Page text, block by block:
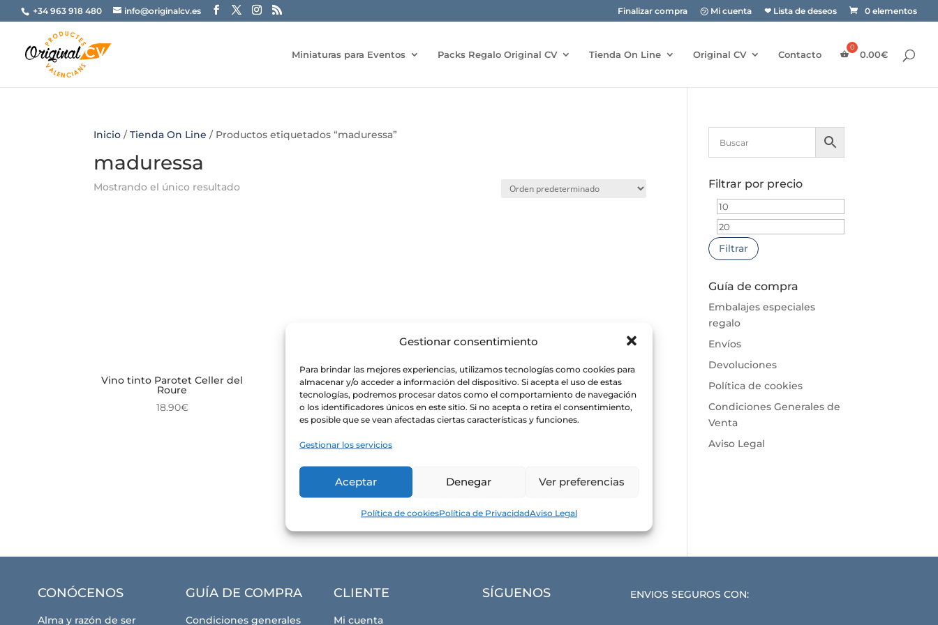
Gestionar consentimiento
Para brindar las mejores experiencias, utilizamos tecnologías como cookies para
almacenar y/o acceder a información del dispositivo. Si acepta el uso de estas
tecnologías, podremos procesar datos como el comportamiento de navegación
o los identificadores únicos en este sitio. Si no acepta o retira el consentimiento,
es posible que se vean afectadas ciertas características y funciones.
Gestionar los servicios
Aceptar Denegar Ver preferencias
Política de cookiesPolítica de PrivacidadAviso Legal
+34 963 918 480 info@originalcv.es Finalizar compra ㋡ Mi cuenta ❤ Lista de deseos 0 elementos
Miniaturas para Eventos Packs Regalo Original CV Tienda On Line Original CV Contacto 0.00€
Inicio /Tienda On Line / Productos etiquetados “maduressa”
maduressa
Mostrando el único resultado
Vino tinto Parotet Celler del
Roure
18.90€
Filtrar por precio
Precio
mínimo
Filtrar
Guía de compra
Embalajes especiales
regalo
Envíos
Devoluciones
Política de cookies
Condiciones Generales de
Venta
Aviso Legal
CONÓCENOS
Alma y razón de ser
GUÍA DE COMPRA
Condiciones generales
CLIENTE
Mi cuenta
SÍGUENOS ENVIOS SEGUROS CON: